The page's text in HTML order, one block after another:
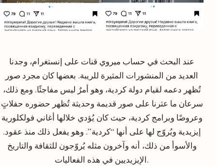
عند البحث في حساب ميروي قنات على إنستغرام، وجدنا
العديد من المنشورات المثيرة للريبة. بعضها كان مجرد صور
تُظهر دعمه لقيام دولة كردية، وهو أمرٌ ليس مفاجئًا. ومع ذلك،
سرعان ما عثرنا على صور قديمة وحديثة تُظهر حضوره حفلاتٍ
وعروضًا وبرامج كردية، حيث كان يُؤدي خلالها أغاني فولكلورية
إيزيدية ويُروّج لها على أنها “كردية”. وهو يفعل ذلك منذ عقود.
والأسوأ من ذلك، أنه وآخرون مثله يُروّجون للثقافة والتاريخ
الإيزيديين في هذه الفعاليات.